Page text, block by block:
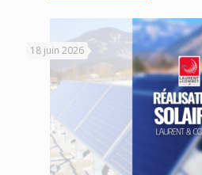
18 juin 2026